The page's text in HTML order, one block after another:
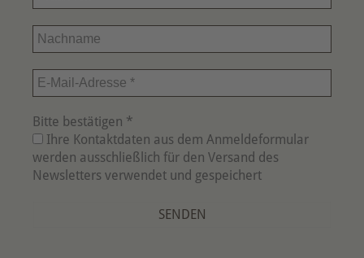
Nachname
E-
Mail-
Adresse
*
Bitte bestätigen *
Ihre Kontaktdaten aus dem Anmeldeformular
werden ausschließlich für den Versand des
Newsletters verwendet und gespeichert